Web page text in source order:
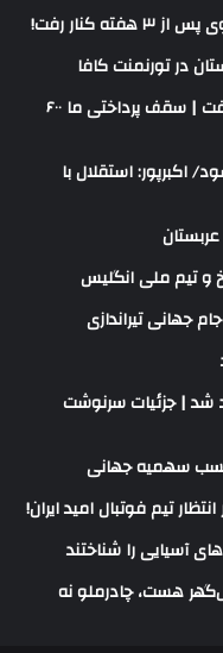
کنار رفت!
در تورنمنت کافا
استقلال با سهراب ستاره سوم را می‌گرفت | سقف پرداختی ما ۶۰۰
اکبرپور: استقلال با
عربستان
و تیم ملی انگلیس
جهانی تیراندازی
شد | جزئیات سرنوشت
کسب سهمیه جهانی
تیم فوتبال امید ایران!
آسیایی را شناختند